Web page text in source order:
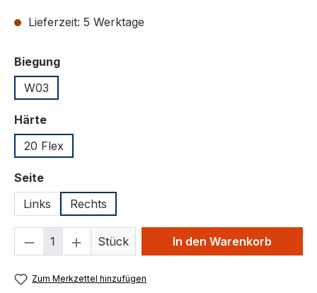
Lieferzeit: 5 Werktage
Biegungauswählen
W03
Härteauswählen
20 Flex
Seiteauswählen
Links
Rechts
Produkt Anzahl: Gib den
Stück In den Warenkorb
Zum Merkzettel hinzufügen